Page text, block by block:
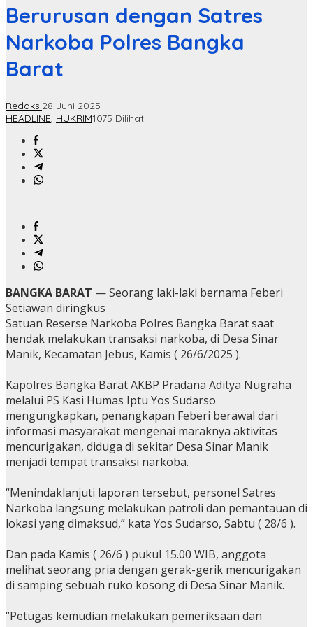
Berurusan dengan Satres
Narkoba Polres Bangka
Barat
Redaksi28 Juni 2025
HEADLINE, HUKRIM1075 Dilihat
BANGKA BARAT — Seorang laki-laki bernama Feberi
Setiawan diringkus
Satuan Reserse Narkoba Polres Bangka Barat saat
hendak melakukan transaksi narkoba, di Desa Sinar
Manik, Kecamatan Jebus, Kamis ( 26/6/2025 ).
Kapolres Bangka Barat AKBP Pradana Aditya Nugraha
melalui PS Kasi Humas Iptu Yos Sudarso
mengungkapkan, penangkapan Feberi berawal dari
informasi masyarakat mengenai maraknya aktivitas
mencurigakan, diduga di sekitar Desa Sinar Manik
menjadi tempat transaksi narkoba.
“Menindaklanjuti laporan tersebut, personel Satres
Narkoba langsung melakukan patroli dan pemantauan di
lokasi yang dimaksud,” kata Yos Sudarso, Sabtu ( 28/6 ).
Dan pada Kamis ( 26/6 ) pukul 15.00 WIB, anggota
melihat seorang pria dengan gerak-gerik mencurigakan
di samping sebuah ruko kosong di Desa Sinar Manik.
“Petugas kemudian melakukan pemeriksaan dan